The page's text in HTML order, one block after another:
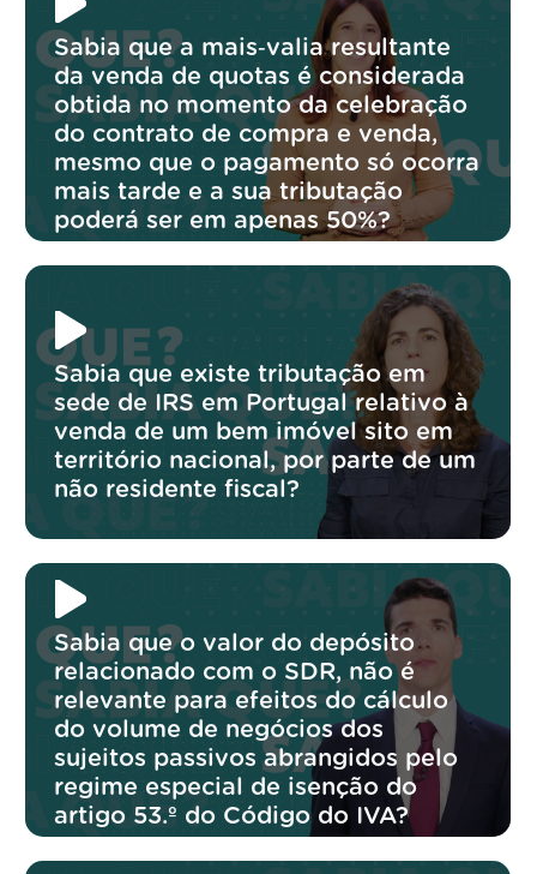
Sabia que a mais‑valia resultante
da venda de quotas é considerada
obtida no momento da celebração
do contrato de compra e venda,
mesmo que o pagamento só ocorra
mais tarde e a sua tributação
poderá ser em apenas 50%?
Sabia que existe tributação em
sede de IRS em Portugal relativo à
venda de um bem imóvel sito em
território nacional, por parte de um
não residente fiscal?
Sabia que o valor do depósito
relacionado com o SDR, não é
relevante para efeitos do cálculo
do volume de negócios dos
sujeitos passivos abrangidos pelo
regime especial de isenção do
artigo 53.º do Código do IVA?